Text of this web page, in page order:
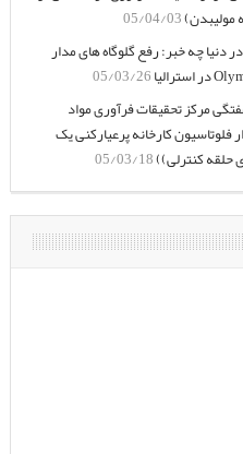
مولیبدن)05/04/03
دنیا چه خبر: رفع گلوگاه های مدار
05/03/26
مرکز تحقیقات فرآوری مواد
کارخانه پرعیارکنی یک
حلقه کنترلی))05/03/18